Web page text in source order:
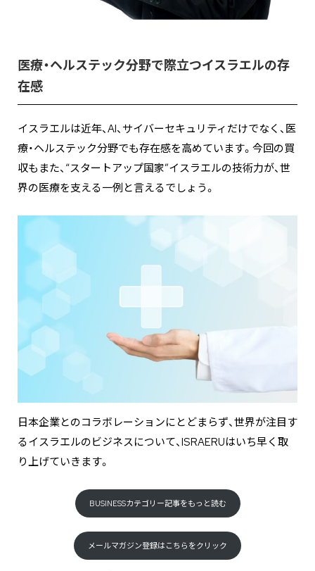
医療・ヘルステック分野で際立つイスラエルの存
在感
イスラエルは近年、AI、サイバーセキュリティだけでなく、医
療・ヘルステック分野でも存在感を高めています。今回の買
収もまた、“スタートアップ国家”イスラエルの技術力が、世
界の医療を支える一例と言えるでしょう。
日本企業とのコラボレーションにとどまらず、世界が注目す
るイスラエルのビジネスについて、ISRAERUはいち早く取
り上げていきます。
BUSINESSカテゴリー記事をもっと読む
メールマガジン登録はこちらをクリック